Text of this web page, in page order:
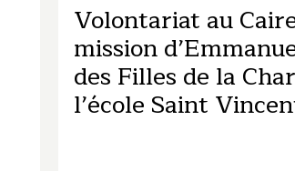
Volontariat au
mission
des Filles de la
l’école Saint